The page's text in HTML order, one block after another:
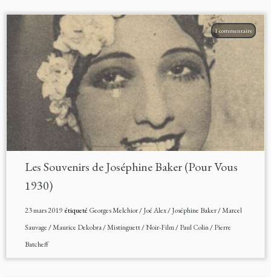
1 commentaire
Les Souvenirs de Joséphine Baker (Pour Vous
1930)
23 mars 2019étiqueté Georges Melchior/Joé Alex/Joséphine Baker/Marcel
Sauvage/Maurice Dekobra/Mistinguett/Noir-Film/Paul Colin/Pierre
Batcheff